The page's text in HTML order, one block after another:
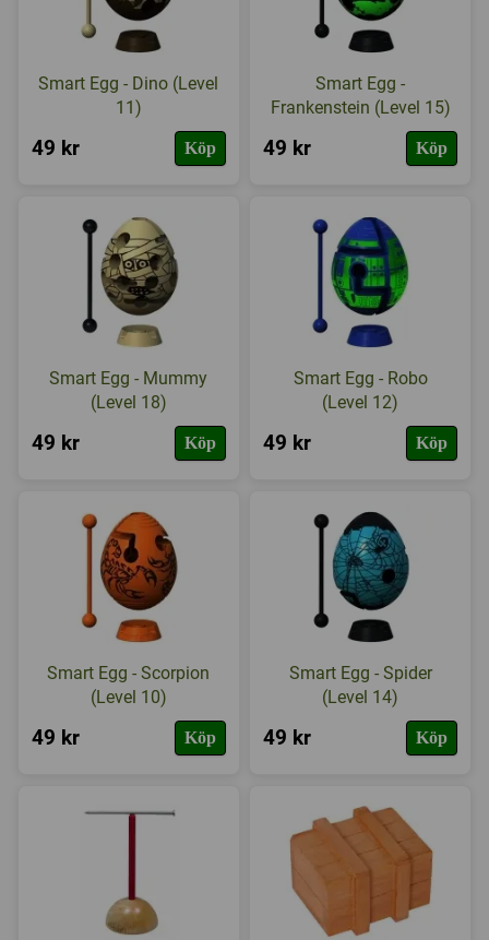
Smart Egg - Dino (Level
11)
49 kr Köp
Smart Egg -
Frankenstein (Level 15)
49 kr Köp
Smart Egg - Mummy
(Level 18)
49 kr Köp
Smart Egg - Robo
(Level 12)
49 kr Köp
Smart Egg - Scorpion
(Level 10)
49 kr Köp
Smart Egg - Spider
(Level 14)
49 kr Köp